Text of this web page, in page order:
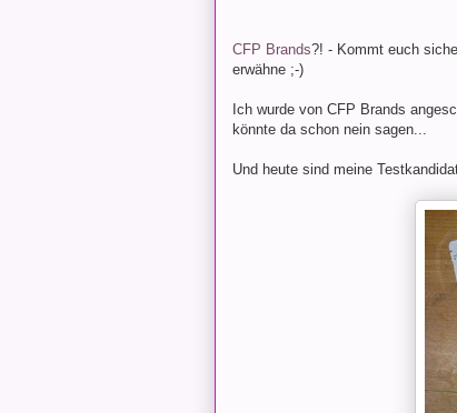
CFP Brands?! - Kommt euch
erwähne ;-)
Ich wurde von CFP Brands
könnte da schon nein sagen...
Und heute sind meine